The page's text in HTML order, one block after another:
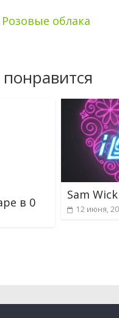
облака
в 0
Sam
12 июня,